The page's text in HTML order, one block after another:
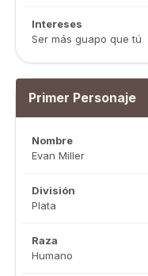
Intereses
Ser más guapo que tú
Primer Personaje
Nombre
Evan Miller
División
Plata
Raza
Humano